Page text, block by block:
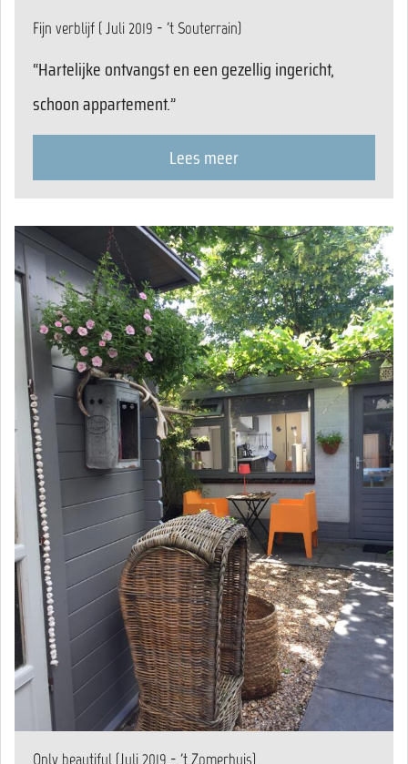
Fijn verblijf ( Juli 2019 - 't Souterrain)
“Hartelijke ontvangst en een gezellig ingericht,
schoon appartement.”
Lees meer
Only beautiful (Juli 2019 - 't Zomerhuis)